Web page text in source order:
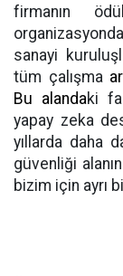
firmanın
sanayi
tüm çalışma
Bu alandaki
yapay zeka
yıllarda daha
güvenliği
bizim için ayrı